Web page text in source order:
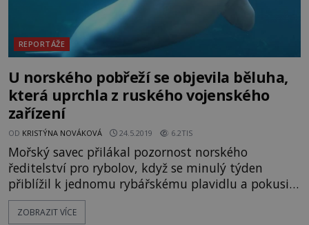
REPORTÁŽE
U norského pobřeží se objevila běluha,
která uprchla z ruského vojenského
zařízení
OD KRISTÝNA NOVÁKOVÁ 24.5.2019 6.2TIS
Mořský savec přilákal pozornost norského
ředitelství pro rybolov, když se minulý týden
přiblížil k jednomu rybářskému plavidlu a pokusil
se vylákat nějaké jídlo. Na sobě měl přitom
postroj s držákem na kameru a nápisem „Vybavení
ZOBRAZIT VÍCE